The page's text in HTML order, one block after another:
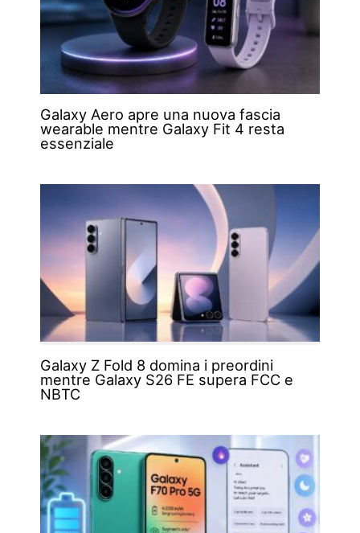
Galaxy Aero apre una nuova fascia
wearable mentre Galaxy Fit 4 resta
essenziale
Galaxy Z Fold 8 domina i preordini
mentre Galaxy S26 FE supera FCC e
NBTC